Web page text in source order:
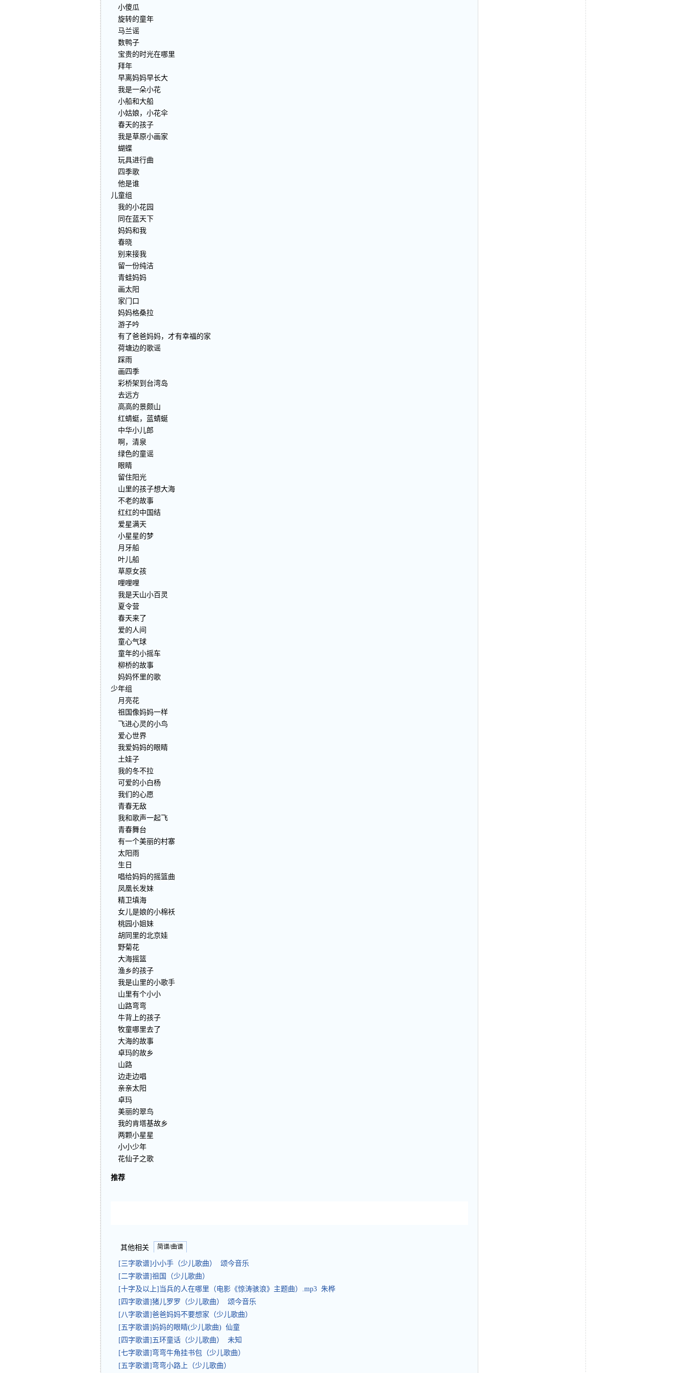
小傻瓜
旋转的童年
马兰谣
数鸭子
宝贵的时光在哪里
拜年
早离妈妈早长大
我是一朵小花
小船和大船
小姑娘，小花伞
春天的孩子
我是草原小画家
蝴蝶
玩具进行曲
四季歌
他是谁
儿童组
我的小花园
同在蓝天下
妈妈和我
春晓
别来接我
留一份纯洁
青蛙妈妈
画太阳
家门口
妈妈格桑拉
游子吟
有了爸爸妈妈，才有幸福的家
荷塘边的歌谣
踩雨
画四季
彩桥架到台湾岛
去远方
高高的景颇山
红蜻蜓，蓝蜻蜒
中华小儿郎
啊，清泉
绿色的童谣
眼睛
留住阳光
山里的孩子想大海
不老的故事
红红的中国结
爱星满天
小星星的梦
月牙船
叶儿船
草原女孩
哩哩哩
我是天山小百灵
夏令营
春天来了
爱的人间
童心气球
童年的小摇车
柳桥的故事
妈妈怀里的歌
少年组
月亮花
祖国像妈妈一样
飞进心灵的小鸟
爱心世界
我爱妈妈的眼睛
土娃子
我的冬不拉
可爱的小白杨
我们的心愿
青春无敌
我和歌声一起飞
青春舞台
有一个美丽的村寨
太阳雨
生日
唱给妈妈的摇篮曲
凤凰长发妹
精卫填海
女儿是娘的小棉袄
桃园小姐妹
胡同里的北京娃
野菊花
大海摇篮
渔乡的孩子
我是山里的小歌手
山里有个小小
山路弯弯
牛背上的孩子
牧童哪里去了
大海的故事
卓玛的故乡
山路
边走边唱
亲亲太阳
卓玛
美丽的翠鸟
我的肯塔基故乡
两颗小星星
小小少年
花仙子之歌
推荐
其他相关 简谱/曲谱
[三字歌谱]小小手（少儿歌曲） 颂今音乐
[二字歌谱]祖国（少儿歌曲）
[十字及以上]当兵的人在哪里（电影《惊涛骇浪》主题曲）.mp3 朱桦
[四字歌谱]猪儿罗罗（少儿歌曲） 颂今音乐
[八字歌谱]爸爸妈妈不要想家（少儿歌曲）
[五字歌谱]妈妈的眼睛(少儿歌曲) 仙童
[四字歌谱]五环童话（少儿歌曲） 未知
[七字歌谱]弯弯牛角挂书包（少儿歌曲）
[五字歌谱]弯弯小路上（少儿歌曲）